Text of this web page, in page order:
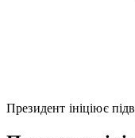
Президент ініціює